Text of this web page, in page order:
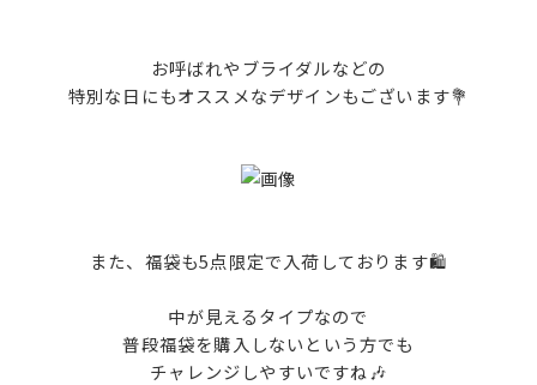
お呼ばれやブライダルなどの
特別な日にもオススメなデザインもございます💐
また、福袋も5点限定で入荷しております🛍️
中が見えるタイプなので
普段福袋を購入しないという方でも
チャレンジしやすいですね🎶